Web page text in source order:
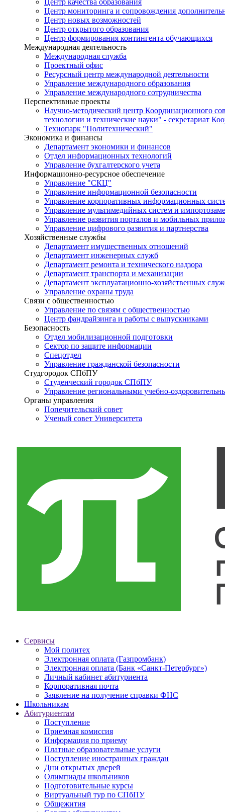
Центр мониторинга и сопровождения
Центр новых возможностей
Центр открытого образования
Центр формирования контингента обучающихся
Международная деятельность
Международная служба
Проектный офис
Ресурсный центр международной деятельности
Управление международного образования
Управление международного сотрудничества
Перспективные проекты
Научно-методический центр Координационного
технологии и технические науки" - секретариат
Технопарк "Политехнический"
Экономика и финансы
Департамент экономики и финансов
Отдел информационных технологий
Управление бухгалтерского учета
Информационно-ресурсное обеспечение
Управление "СКЦ"
Управление информационной безопасности
Управление корпоративных информационных
Управление мультимедийных систем и
Управление развития порталов и мобильных
Управление цифрового развития и партнерства
Хозяйственные службы
Департамент имущественных отношений
Департамент инженерных служб
Департамент ремонта и технического надзора
Департамент транспорта и механизации
Департамент эксплуатационно-хозяйственных
Управление охраны труда
Связи с общественностью
Управление по связям с общественностью
Центр фандрайзинга и работы с выпускниками
Безопасность
Отдел мобилизационной подготовки
Сектор по защите информации
Спецотдел
Управление гражданской безопасности
Студгородок СПбПУ
Студенческий городок СПбПУ
Управление региональными учебно-
Органы управления
Попечительский совет
Ученый совет Университета
Сервисы
Мой политех
Электронная оплата (Газпромбанк)
Электронная оплата (Банк «Санкт-Петербург»)
Личный кабинет абитуриента
Корпоративная почта
Заявление на получение справки ФНС
Школьникам
Абитуриентам
Поступление
Приемная комиссия
Информация по приему
Платные образовательные услуги
Поступление иностранных граждан
Дни открытых дверей
Олимпиады школьников
Подготовительные курсы
Виртуальный тур по СПбПУ
Общежития